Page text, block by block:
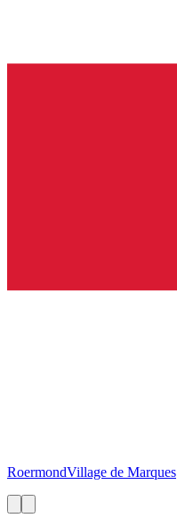
RoermondVillage de Marques